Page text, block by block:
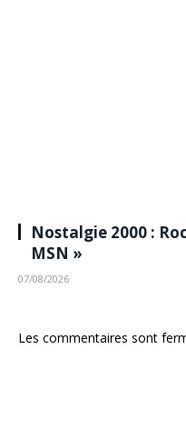
Nostalgie 2000 :
MSN »
07/08/2026
Les commentaires sont